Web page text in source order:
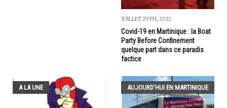
JUILLET 29TH, 2021
Covid-19 en Martinique : la Boat
Party Before Confinement
quelque part dans ce paradis
factice
A LA UNE AUJOURD'HUI EN MARTINIQUE